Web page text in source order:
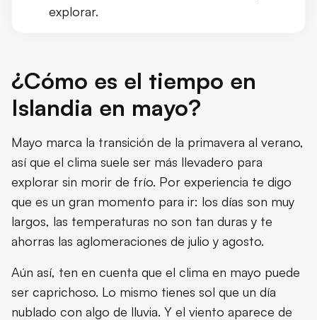
explorar.
¿Cómo es el tiempo en
Islandia en mayo?
Mayo marca la transición de la primavera al verano,
así que el clima suele ser más llevadero para
explorar sin morir de frío. Por experiencia te digo
que es un gran momento para ir: los días son muy
largos, las temperaturas no son tan duras y te
ahorras las aglomeraciones de julio y agosto.
Aún así, ten en cuenta que el clima en mayo puede
ser caprichoso. Lo mismo tienes sol que un día
nublado con algo de lluvia. Y el viento aparece de